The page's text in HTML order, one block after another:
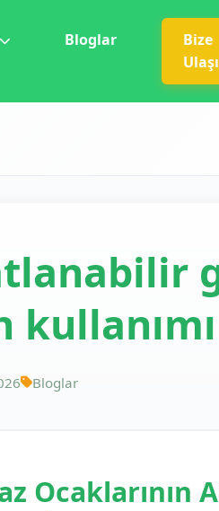
Bloglar
Bize
kullanımı
Bloglar
Ocaklarının